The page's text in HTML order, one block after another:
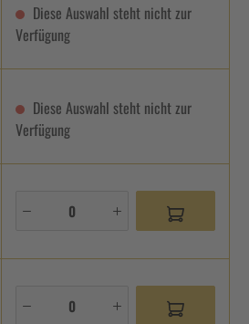
Diese Auswahl steht nicht zur
Verfügung
Diese Auswahl steht nicht zur
Verfügung